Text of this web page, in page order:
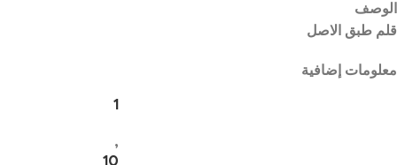
الوصف
قلم طبق الاصل
معلومات إضافية
1
,
10